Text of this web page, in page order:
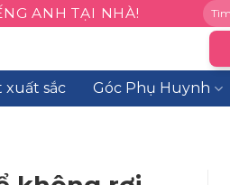
ANH TẠI NHÀ!
xuất sắc Góc Phụ Huynh